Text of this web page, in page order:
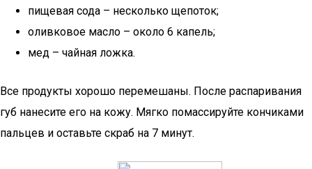
пищевая сода – несколько щепоток;
оливковое масло – около 6 капель;
мед – чайная ложка.
Все продукты хорошо перемешаны. После распаривания
губ нанесите его на кожу. Мягко помассируйте кончиками
пальцев и оставьте скраб на 7 минут.